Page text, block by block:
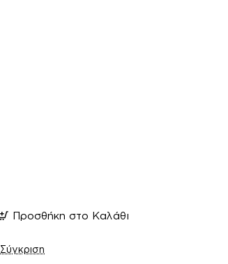
Προσθήκη στο Καλάθι
Σύγκριση